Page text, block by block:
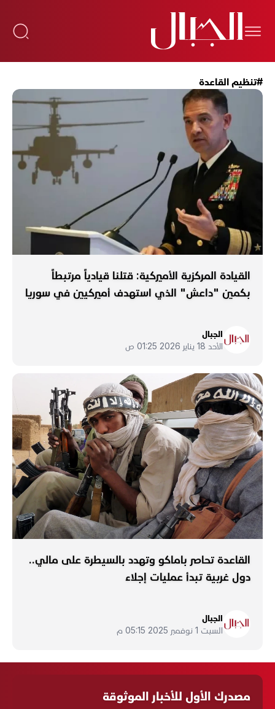
#تنظيم القاعدة
القيادة المركزية الأميركية: قتلنا قيادياً مرتبطاً
بكمين "داعش" الذي استهدف أميركيين في سوريا
الجبال
الأحد 18 يناير 2026 01:25 ص
القاعدة تحاصر باماكو وتهدد بالسيطرة على مالي..
دول غربية تبدأ عمليات إجلاء
الجبال
السبت 1 نوفمبر 2025 05:15 م
مصدرك الأول للأخبار الموثوقة